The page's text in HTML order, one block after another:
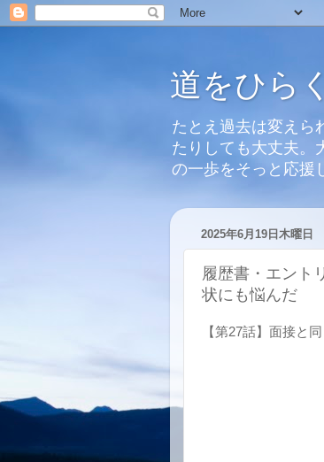
道をひらく
たとえ過去は変えら
たりしても大丈夫。
の一歩をそっと応援
2025年6月19日木曜日
履歴書・エント
状にも悩んだ
【第27話】面接と